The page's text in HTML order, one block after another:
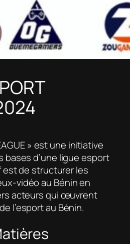
» est une initiative
bases d’une ligue esport
est de structurer les
vidéo au Bénin en
acteurs qui œuvrent
l’esport au Bénin.